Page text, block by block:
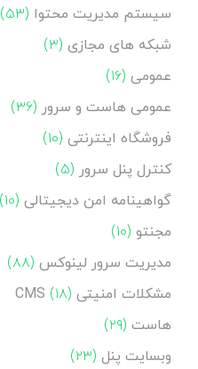
سیستم مدیریت محتوا (۵۳)
شبکه های مجازی (۳)
عمومی (۱۶)
عمومی هاست و سرور (۳۶)
فروشگاه اینترنتی (۱۰)
کنترل پنل سرور (۵)
گواهینامه امن دیجیتالی (۱۰)
مجنتو (۱۰)
مدیریت سرور لینوکس (۸۸)
مشکلات امنیتی CMS (۱۸)
هاست (۲۹)
وبسایت پنل (۲۳)